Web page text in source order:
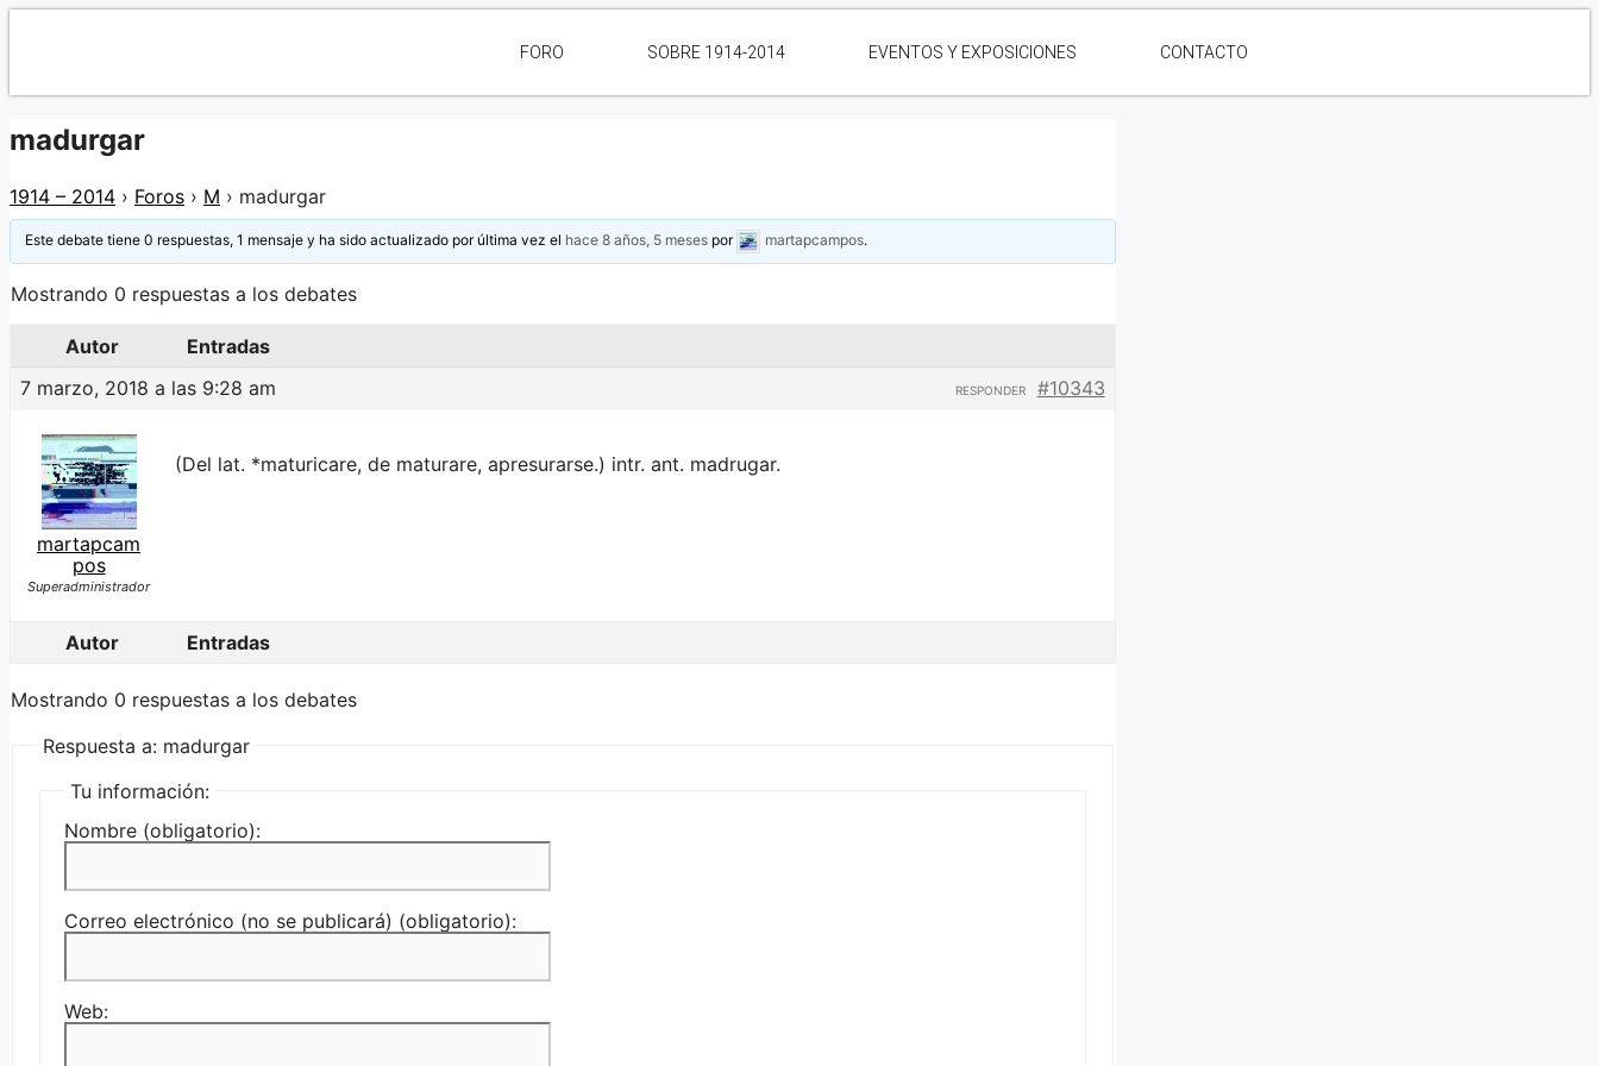
FORO SOBRE 1914-2014 EVENTOS Y EXPOSICIONES CONTACTO
madurgar
1914 – 2014 › Foros › M › madurgar
Este debate tiene 0 respuestas, 1 mensaje y ha sido actualizado por última vez el hace 8 años, 5 mesespor martapcampos.
Mostrando 0 respuestas a los debates
Autor
Entradas
7 marzo, 2018 a las 9:28 am
#10343
RESPONDER
martapcam
pos
Superadministrador
(Del lat. *maturicare, de maturare, apresurarse.) intr. ant. madrugar.
Autor Entradas
Mostrando 0 respuestas a los debates
Respuesta a: madurgar
Tu información:
Nombre (obligatorio):
Correo electrónico (no se publicará) (obligatorio):
Web: